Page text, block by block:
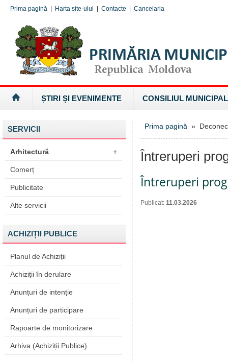
Prima pagină Harta site-ului Contacte Cancelaria
ȘTIRI ȘI EVENIMENTE CONSILIUL MUNICIPAL
SERVICII
Arhitectură +
Comerț
Publicitate
Alte servicii
ACHIZIȚII PUBLICE
Planul de Achiziții
Achiziții în derulare
Anunțuri de intenție
Anunțuri de participare
Rapoarte de monitorizare
Arhiva (Achiziții Publice)
Prima pagină »
Întreruperi
Întreruperi
Publicat: 11.03.2026